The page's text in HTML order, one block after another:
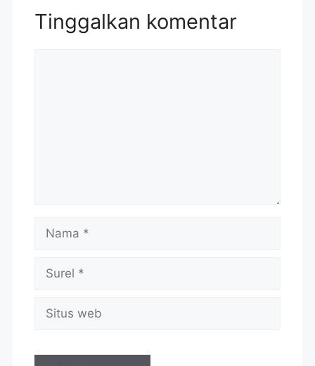
Tinggalkan komentar